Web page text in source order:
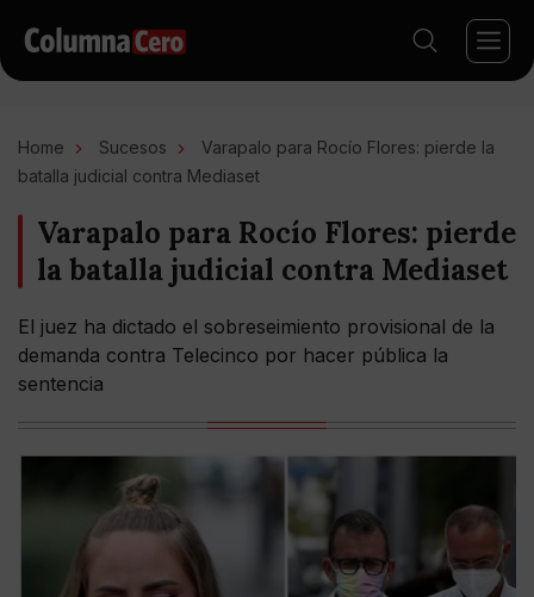
Home Sucesos
Varapalo para Rocío Flores: pierde la
batalla judicial contra Mediaset
Varapalo para Rocío Flores: pierde
la batalla judicial contra Mediaset
El juez ha dictado el sobreseimiento provisional de la
demanda contra Telecinco por hacer pública la
sentencia